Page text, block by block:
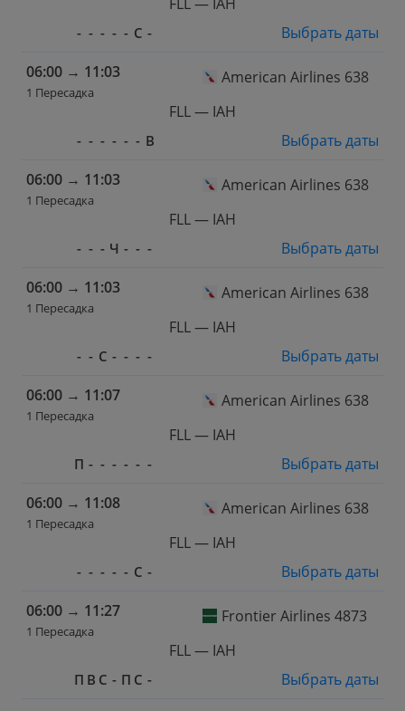
- - - - - С -
Выбрать даты
06:00 → 11:03
1 Пересадка
American Airlines 638
FLL — IAH
- - - - - - В
Выбрать даты
06:00 → 11:03
1 Пересадка
American Airlines 638
FLL — IAH
- - - Ч - - -
Выбрать даты
06:00 → 11:03
1 Пересадка
American Airlines 638
FLL — IAH
- - С - - - -
Выбрать даты
06:00 → 11:07
1 Пересадка
American Airlines 638
FLL — IAH
П - - - - - -
Выбрать даты
06:00 → 11:08
1 Пересадка
American Airlines 638
FLL — IAH
- - - - - С -
Выбрать даты
06:00 → 11:27
1 Пересадка
Frontier Airlines 4873
FLL — IAH
П В С - П С -
Выбрать даты